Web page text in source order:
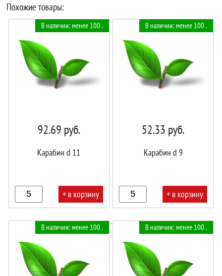
Похожие товары:
В наличии: менее 100 .
92.69 руб.
Карабин d 11
+ в корзину
В наличии: менее 100 .
52.33 руб.
Карабин d 9
+ в корзину
В наличии: менее 100 . В наличии: менее 100 .